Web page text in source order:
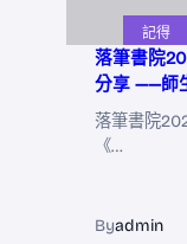
記得
落筆書院
分享 ——師
落筆書院
《…
Byadmin